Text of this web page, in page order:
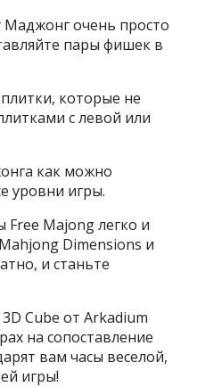
Маджонг очень просто
пары фишек в
которые не
с левой или
как можно
уровни игры.
Free Majong легко и
Dimensions и
и станьте
Cube от Arkadium
на сопоставление
вам часы веселой,
игры!